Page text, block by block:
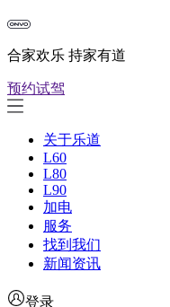
合家欢乐 持家有道
预约试驾
关于乐道
L60
L80
L90
加电
服务
找到我们
新闻资讯
登录